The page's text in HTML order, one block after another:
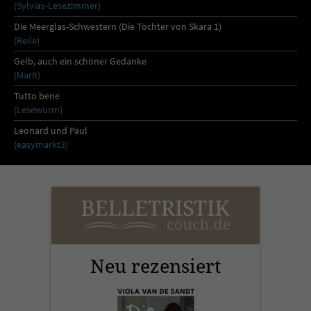
(Sylvias-Lesezimmer)
Die Meerglas-Schwestern (Die Töchter von Skara 1)
(Reile)
Gelb, auch ein schöner Gedanke
(Marit)
Tutto bene
(Lesewurm)
Leonard und Paul
(easymarkt3)
Neu rezensiert
Sicherheitscode des Kontaktformulars zu
überprüfen.